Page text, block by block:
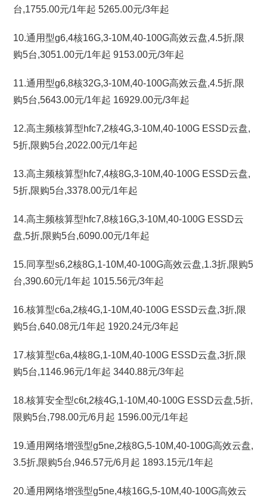
台,1755.00元/1年起 5265.00元/3年起
10.通用型g6,4核16G,3-10M,40-100G高效云盘,4.5折,限
购5台,3051.00元/1年起 9153.00元/3年起
11.通用型g6,8核32G,3-10M,40-100G高效云盘,4.5折,限
购5台,5643.00元/1年起 16929.00元/3年起
12.高主频核算型hfc7,2核4G,3-10M,40-100G ESSD云盘,
5折,限购5台,2022.00元/1年起
13.高主频核算型hfc7,4核8G,3-10M,40-100G ESSD云盘,
5折,限购5台,3378.00元/1年起
14.高主频核算型hfc7,8核16G,3-10M,40-100G ESSD云
盘,5折,限购5台,6090.00元/1年起
15.同享型s6,2核8G,1-10M,40-100G高效云盘,1.3折,限购5
台,390.60元/1年起 1015.56元/3年起
16.核算型c6a,2核4G,1-10M,40-100G ESSD云盘,3折,限
购5台,640.08元/1年起 1920.24元/3年起
17.核算型c6a,4核8G,1-10M,40-100G ESSD云盘,3折,限
购5台,1146.96元/1年起 3440.88元/3年起
18.核算安全型c6t,2核4G,1-10M,40-100G ESSD云盘,5折,
限购5台,798.00元/6月起 1596.00元/1年起
19.通用网络增强型g5ne,2核8G,5-10M,40-100G高效云盘,
3.5折,限购5台,946.57元/6月起 1893.15元/1年起
20.通用网络增强型g5ne,4核16G,5-10M,40-100G高效云